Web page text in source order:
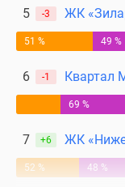
5 -3 ЖК
51 % 49 %
6 -1 Квартал
69 %
7 +6 ЖК
52 % 48 %